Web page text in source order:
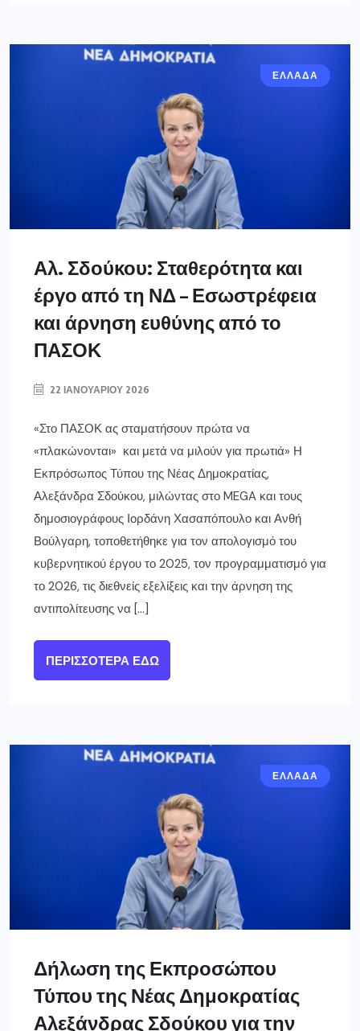
ΕΛΛΑΔΑ
Αλ. Σδούκου: Σταθερότητα και
έργο από τη ΝΔ – Εσωστρέφεια
και άρνηση ευθύνης από το
ΠΑΣΟΚ
22 ΙΑΝΟΥΑΡΊΟΥ 2026
«Στο ΠΑΣΟΚ ας σταματήσουν πρώτα να
«πλακώνονται» και μετά να μιλούν για πρωτιά» Η
Εκπρόσωπος Τύπου της Νέας Δημοκρατίας,
Αλεξάνδρα Σδούκου, μιλώντας στο MEGA και τους
δημοσιογράφους Ιορδάνη Χασαπόπουλο και Ανθή
Βούλγαρη, τοποθετήθηκε για τον απολογισμό του
κυβερνητικού έργου το 2025, τον προγραμματισμό για
το 2026, τις διεθνείς εξελίξεις και την άρνηση της
αντιπολίτευσης να […]
ΠΕΡΙΣΣΌΤΕΡΑ ΕΔΏ
ΕΛΛΑΔΑ
Δήλωση της Εκπροσώπου
Τύπου της Νέας Δημοκρατίας
Αλεξάνδρας Σδούκου για την